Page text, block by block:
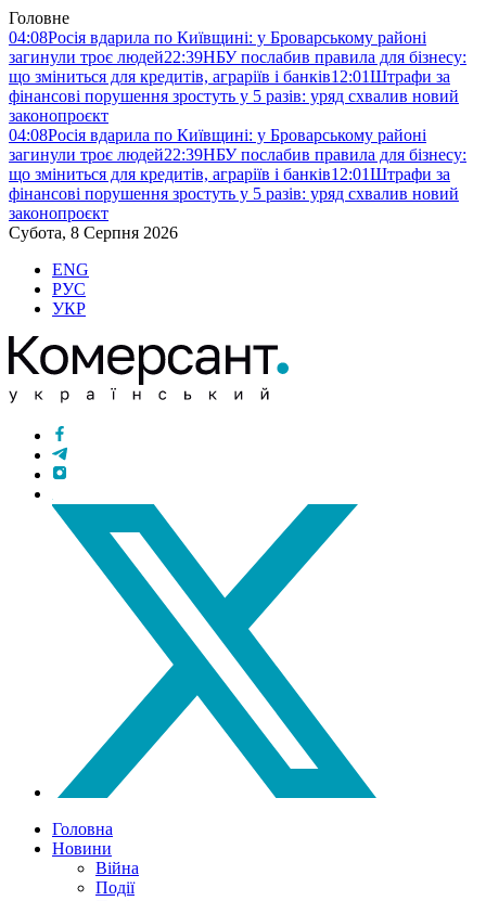
Головне
04:08Росія вдарила по Київщині: у Броварському районі
загинули троє людей22:39НБУ послабив правила для бізнесу:
що зміниться для кредитів, аграріїв і банків12:01Штрафи за
фінансові порушення зростуть у 5 разів: уряд схвалив новий
законопроєкт
04:08Росія вдарила по Київщині: у Броварському районі
загинули троє людей22:39НБУ послабив правила для бізнесу:
що зміниться для кредитів, аграріїв і банків12:01Штрафи за
фінансові порушення зростуть у 5 разів: уряд схвалив новий
законопроєкт
Субота, 8 Серпня 2026
ENG
РУС
УКР
Головна
Новини
Війна
Події